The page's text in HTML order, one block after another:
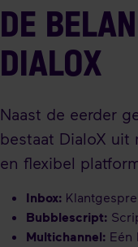
DE
DIALOX
Naast de eerder
bestaat DialoX uit
en flexibel
Inbox:
Bubblescript:
Multichannel:Eén